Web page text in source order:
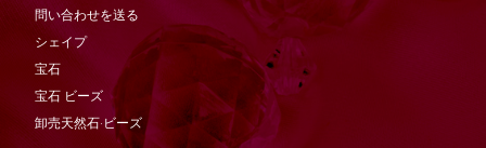
問い合わせを送る
シェイプ
宝石
宝石 ビーズ
卸売天然石·ビーズ